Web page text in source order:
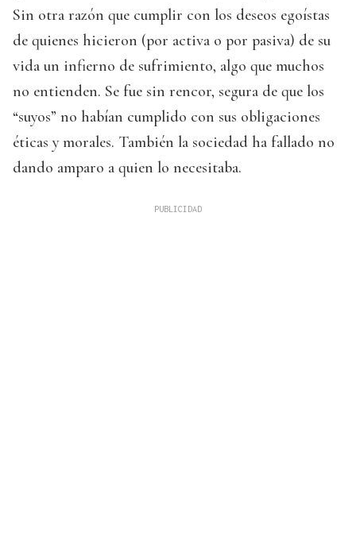
Sin otra razón que cumplir con los deseos egoístas
de quienes hicieron (por activa o por pasiva) de su
vida un infierno de sufrimiento, algo que muchos
no entienden. Se fue sin rencor, segura de que los
“suyos” no habían cumplido con sus obligaciones
éticas y morales. También la sociedad ha fallado no
dando amparo a quien lo necesitaba.